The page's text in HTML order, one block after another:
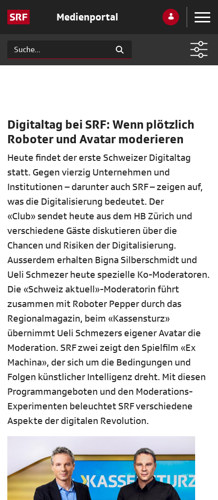
Medienportal
Digitaltag bei SRF: Wenn plötzlich
Roboter und Avatar moderieren
Heute findet der erste Schweizer Digitaltag
statt. Gegen vierzig Unternehmen und
Institutionen – darunter auch SRF – zeigen auf,
was die Digitalisierung bedeutet. Der
«Club» sendet heute aus dem HB Zürich und
verschiedene Gäste diskutieren über die
Chancen und Risiken der Digitalisierung.
Ausserdem erhalten Bigna Silberschmidt und
Ueli Schmezer heute spezielle Ko-Moderatoren.
Die «Schweiz aktuell»-Moderatorin führt
zusammen mit Roboter Pepper durch das
Regionalmagazin, beim «Kassensturz»
übernimmt Ueli Schmezers eigener Avatar die
Moderation. SRF zwei zeigt den Spielfilm «Ex
Machina», der sich um die Bedingungen und
Folgen künstlicher Intelligenz dreht. Mit diesen
Programmangeboten und den Moderations-
Experimenten beleuchtet SRF verschiedene
Aspekte der digitalen Revolution.